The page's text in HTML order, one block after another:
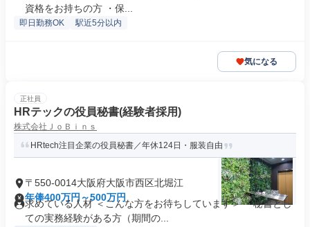
資格をお持ちの方 ・保...
即日勤務OK 駅近5分以内
気になる
正社員
HRテックの役員秘書(経験者採用)
株式会社ＪｏＢｉｎｓ
HRtech注目企業の役員秘書／年休124日・服装自由
〒550-0014大阪府大阪市西区北堀江
年俸400万円～500万円
求めている人材 ＜こんな方をお待ちしています＞ ・秘書とし
ての実務経験がある方（期間の...